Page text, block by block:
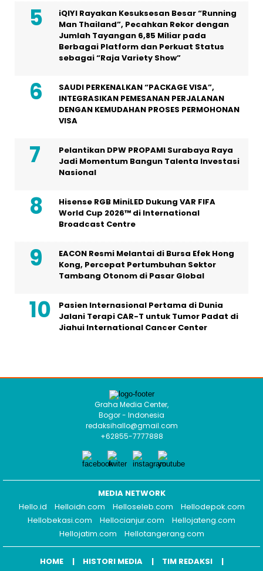
iQIYI Rayakan Kesuksesan Besar “Running
Man Thailand”, Pecahkan Rekor dengan
Jumlah Tayangan 6,85 Miliar pada
Berbagai Platform dan Perkuat Status
sebagai “Raja Variety Show”
SAUDI PERKENALKAN “PACKAGE VISA”,
INTEGRASIKAN PEMESANAN PERJALANAN
DENGAN KEMUDAHAN PROSES PERMOHONAN
VISA
Pelantikan DPW PROPAMI Surabaya Raya
Jadi Momentum Bangun Talenta Investasi
Nasional
Hisense RGB MiniLED Dukung VAR FIFA
World Cup 2026™ di International
Broadcast Centre
EACON Resmi Melantai di Bursa Efek Hong
Kong, Percepat Pertumbuhan Sektor
Tambang Otonom di Pasar Global
Pasien Internasional Pertama di Dunia
Jalani Terapi CAR-T untuk Tumor Padat di
Jiahui International Cancer Center
Graha Media Center,
Bogor - Indonesia
redaksihallo@gmail.com
+62855-7777888
MEDIA NETWORK
Hello.id
Helloidn.com Helloseleb.com
Hellodepok.com
Hellobekasi.com
Hellocianjur.com
Hellojateng.com
Hellojatim.com
Hellotangerang.com
HOME HISTORI MEDIA TIM REDAKSI